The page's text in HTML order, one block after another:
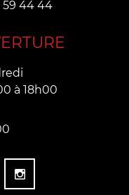
59 44 44
à 18h00